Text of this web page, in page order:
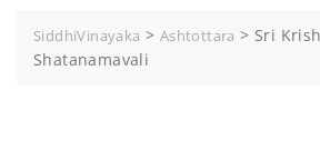
SiddhiVinayaka > Ashtottara > Sri
Shatanamavali